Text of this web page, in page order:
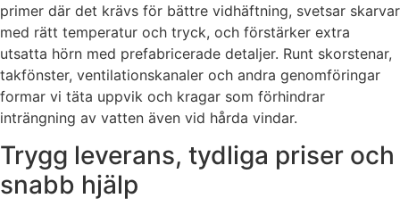
primer där det krävs för bättre vidhäftning, svetsar skarvar
med rätt temperatur och tryck, och förstärker extra
utsatta hörn med prefabricerade detaljer. Runt skorstenar,
takfönster, ventilationskanaler och andra genomföringar
formar vi täta uppvik och kragar som förhindrar
inträngning av vatten även vid hårda vindar.
Trygg leverans, tydliga priser och
snabb hjälp